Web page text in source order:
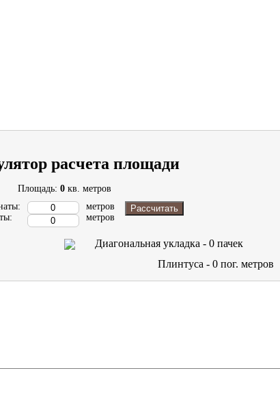
расчета площади
Площадь: 0 кв. метров
метров
метров
Рассчитать
Диагональная укладка - 0 пачек
Плинтуса - 0 пог. метров